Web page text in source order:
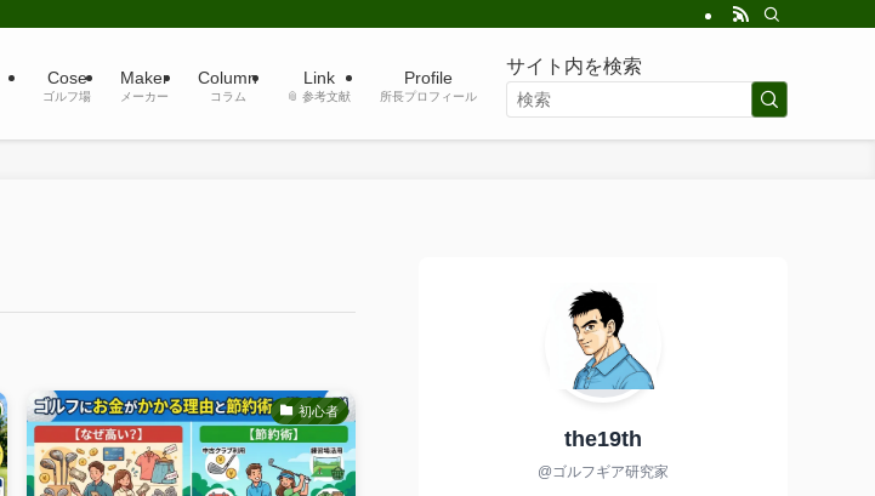
Cose
ゴルフ場
Maker
メーカー
Column
コラム
Link
📎 参考文献
Profile
所長プロフィール
サイト内を検索
初心者
the19th
@ゴルフギア研究家